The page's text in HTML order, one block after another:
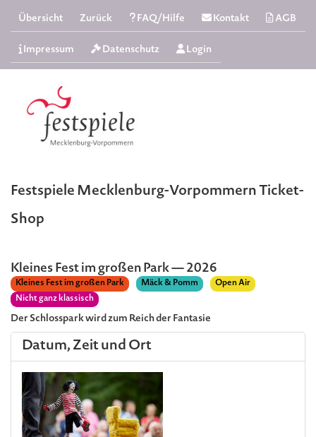
Übersicht Zurück FAQ/Hilfe Kontakt AGB
Impressum Datenschutz Login
Festspiele Mecklenburg-Vorpommern Ticket-
Shop
Kleines Fest im großen Park — 2026
Kleines Fest im großen Park Mäck & Pomm
Open Air
Nicht ganz klassisch
Der Schlosspark wird zum Reich der Fantasie
Datum, Zeit und Ort